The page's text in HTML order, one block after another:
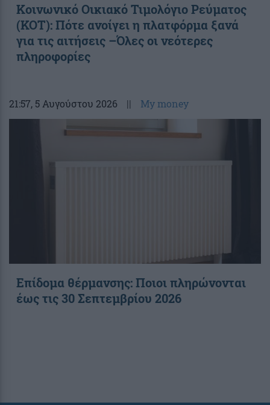
Κοινωνικό Οικιακό Τιμολόγιο Ρεύματος
(ΚΟΤ): Πότε ανοίγει η πλατφόρμα ξανά
για τις αιτήσεις –Όλες οι νεότερες
πληροφορίες
21:57, 5 Αυγούστου 2026 || My money
Επίδομα θέρμανσης: Ποιοι πληρώνονται
έως τις 30 Σεπτεμβρίου 2026